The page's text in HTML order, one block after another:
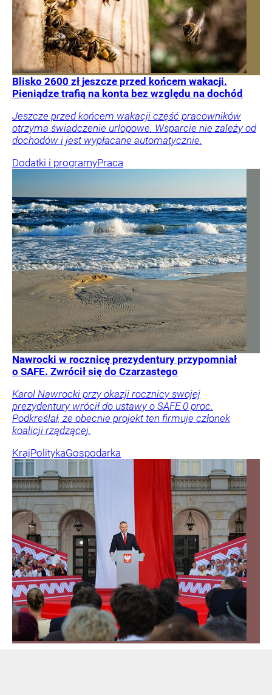
Blisko 2600 zł jeszcze przed końcem wakacji.
Pieniądze trafią na konta bez względu na dochód
Jeszcze przed końcem wakacji część pracowników
otrzyma świadczenie urlopowe. Wsparcie nie zależy od
dochodów i jest wypłacane automatycznie.
Dodatki i programyPraca
Nawrocki w rocznicę prezydentury przypomniał
o SAFE. Zwrócił się do Czarzastego
Karol Nawrocki przy okazji rocznicy swojej
prezydentury wrócił do ustawy o SAFE 0 proc.
Podkreślał, że obecnie projekt ten firmuje członek
koalicji rządzącej.
KrajPolitykaGospodarka